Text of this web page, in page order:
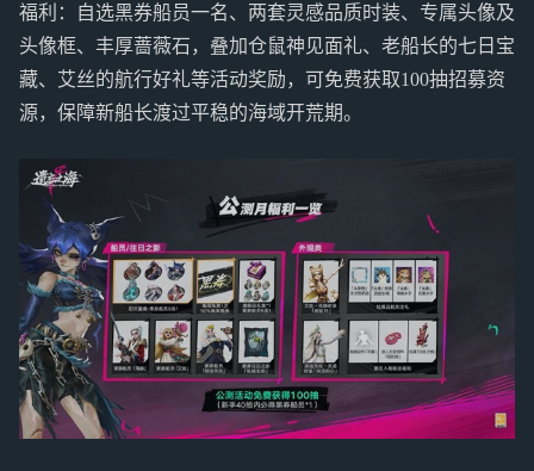
福利：自选黑券船员一名、两套灵感品质时装、专属头像及
头像框、丰厚蔷薇石，叠加仓鼠神见面礼、老船长的七日宝
藏、艾丝的航行好礼等活动奖励，可免费获取100抽招募资
源，保障新船长渡过平稳的海域开荒期。